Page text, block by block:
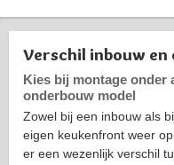
Verschil inbouw
Kies bij montage onder
onderbouw model
Zowel bij een inbouw als
eigen keukenfront weer
er een wezenlijk verschil